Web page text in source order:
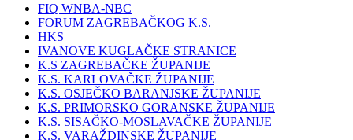
FIQ WNBA-NBC
FORUM ZAGREBAČKOG K.S.
HKS
IVANOVE KUGLAČKE STRANICE
K.S ZAGREBAČKE ŽUPANIJE
K.S. KARLOVAČKE ŽUPANIJE
K.S. OSJEČKO BARANJSKE ŽUPANIJE
K.S. PRIMORSKO GORANSKE ŽUPANIJE
K.S. SISAČKO-MOSLAVAČKE ŽUPANIJE
K.S. VARAŽDINSKE ŽUPANIJE